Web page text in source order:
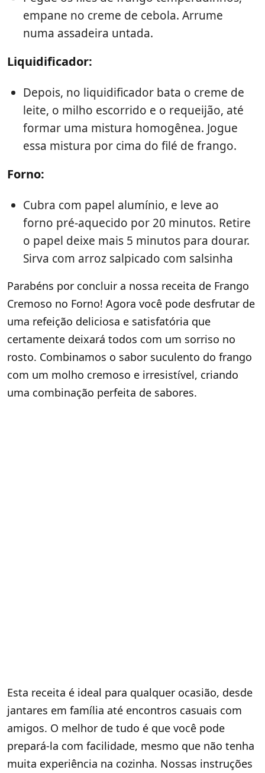
empane no creme de cebola. Arrume
numa assadeira untada.
Liquidificador:
Depois, no liquidificador bata o creme de
leite, o milho escorrido e o requeijão, até
formar uma mistura homogênea. Jogue
essa mistura por cima do filé de frango.
Forno:
Cubra com papel alumínio, e leve ao
forno pré-aquecido por 20 minutos. Retire
o papel deixe mais 5 minutos para dourar.
Sirva com arroz salpicado com salsinha
Parabéns por concluir a nossa receita de Frango
Cremoso no Forno! Agora você pode desfrutar de
uma refeição deliciosa e satisfatória que
certamente deixará todos com um sorriso no
rosto. Combinamos o sabor suculento do frango
com um molho cremoso e irresistível, criando
uma combinação perfeita de sabores.
Esta receita é ideal para qualquer ocasião, desde
jantares em família até encontros casuais com
amigos. O melhor de tudo é que você pode
prepará-la com facilidade, mesmo que não tenha
muita experiência na cozinha. Nossas instruções